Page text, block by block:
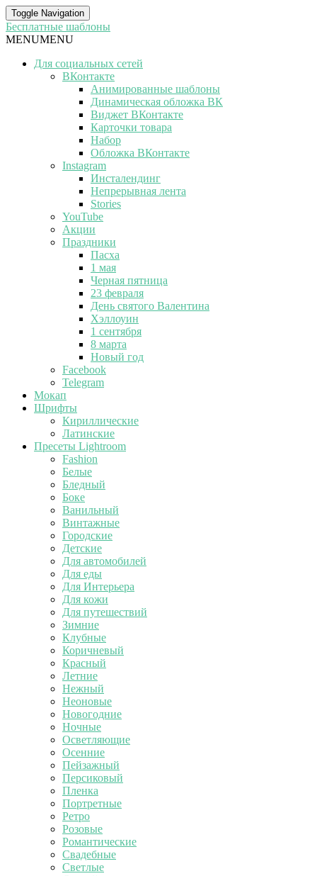
Toggle Navigation
Бесплатные шаблоны
MENUMENU
Для социальных сетей
ВКонтакте
Анимированные шаблоны
Динамическая обложка ВК
Виджет ВКонтакте
Карточки товара
Набор
Обложка ВКонтакте
Instagram
Инсталендинг
Непрерывная лента
Stories
YouTube
Акции
Праздники
Пасха
1 мая
Черная пятница
23 февраля
День святого Валентина
Хэллоуин
1 сентября
8 марта
Новый год
Facebook
Telegram
Мокап
Шрифты
Кириллические
Латинские
Пресеты Lightroom
Fashion
Белые
Бледный
Боке
Ванильный
Винтажные
Городские
Детские
Для автомобилей
Для еды
Для Интерьера
Для кожи
Для путешествий
Зимние
Клубные
Коричневый
Красный
Летние
Нежный
Неоновые
Новогодние
Ночные
Осветляющие
Осенние
Пейзажный
Персиковый
Пленка
Портретные
Ретро
Розовые
Романтические
Свадебные
Светлые